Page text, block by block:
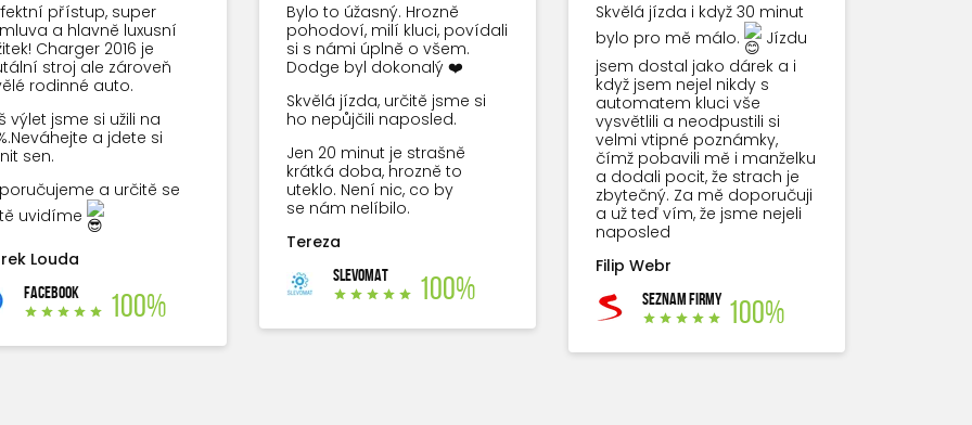
přístup, super
a hlavně luxusní
Charger 2016 je
stroj ale zároveň
rodinné auto.
výlet jsme si užili na
a jdete si
sen.
a určitě se
uvidíme
Louda
FACEBOOK 100%
Bylo to úžasný. Hrozně
pohodoví, milí kluci, povídali
si s námi úplně o všem.
Dodge byl dokonalý ❤️
Skvělá jízda, určitě jsme si
ho nepůjčili naposled.
Jen 20 minut je strašně
krátká doba, hrozně to
uteklo. Není nic, co by
se nám nelíbilo.
Tereza
SLEVOMAT 100%
Skvělá jízda i když 30 minut
bylo pro mě málo.
Jízdu
jsem dostal jako dárek a i
když jsem nejel nikdy s
automatem kluci vše
vysvětlili a neodpustili si
velmi vtipné poznámky,
čímž pobavili mě i manželku
a dodali pocit, že strach je
zbytečný. Za mě doporučuji
a už teď vím, že jsme nejeli
naposled
Filip Webr
SEZNAM FIRMY 100%